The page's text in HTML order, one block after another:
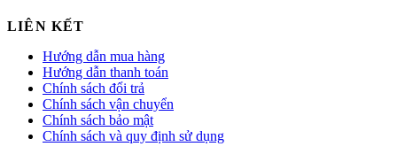
LIÊN KẾT
Hướng dẫn mua hàng
Hướng dẫn thanh toán
Chính sách đổi trả
Chính sách vận chuyển
Chính sách bảo mật
Chính sách và quy định sử dụng